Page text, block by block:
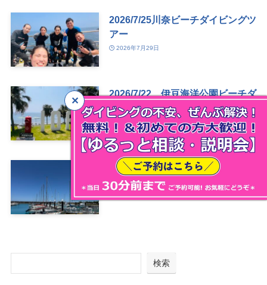
2026/7/25川奈ビーチダイビングツ
アー
2026年7月29日
2026/7/22 伊豆海洋公園ビーチダ
イビングツアー
2026年7月27日
2026/7/8~12 沖縄・伊江島改め
沖縄本島ダイビングツアー
2026年7月26日
検索